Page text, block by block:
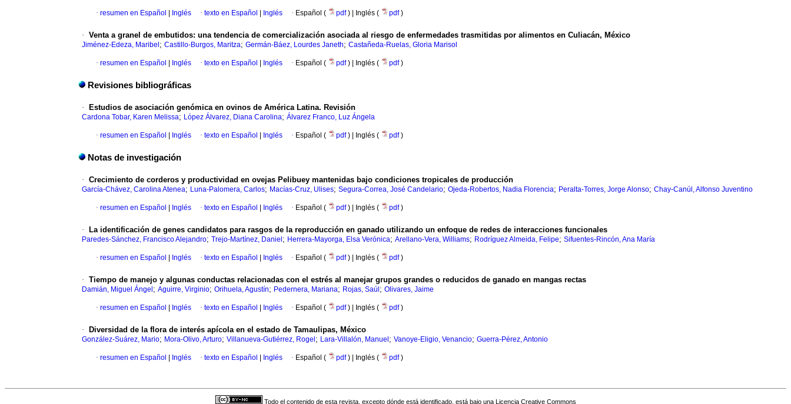
· resumen en Español Inglés · texto en Español Inglés · Español ( pdf) | Inglés ( pdf)
· Venta a granel de embutidos: una tendencia de comercialización asociada al riesgo de enfermedades trasmitidas por alimentos en Culiacán, México
Jiménez-Edeza, Maribel ; Castillo-Burgos, Maritza; Germán-Báez, Lourdes Janeth; Castañeda-Ruelas, Gloria Marisol
· resumen en Español Inglés · texto en Español Inglés · Español ( pdf) | Inglés ( pdf)
Revisiones bibliográficas
· Estudios de asociación genómica en ovinos de América Latina. Revisión
Cardona Tobar, Karen Melissa; López Álvarez, Diana Carolina; Álvarez Franco, Luz Ángela
· resumen en Español Inglés · texto en Español Inglés · Español ( pdf) | Inglés ( pdf)
Notas de investigación
· Crecimiento de corderos y productividad en ovejas Pelibuey mantenidas bajo condiciones tropicales de producción
García-Chávez, Carolina Atenea; Luna-Palomera, Carlos; Macías-Cruz, Ulises; Segura-Correa, José Candelario; Ojeda-Robertos, Nadia Florencia; Peralta-Torres, Jorge Alonso; Chay-Canúl, Alfonso Juventino
· resumen en Español Inglés · texto en Español Inglés · Español ( pdf) | Inglés ( pdf)
· La identificación de genes candidatos para rasgos de la reproducción en ganado utilizando un enfoque de redes de interacciones funcionales
Paredes-Sánchez, Francisco Alejandro; Trejo-Martínez, Daniel ; Herrera-Mayorga, Elsa Verónica; Arellano-Vera, Williams; Rodríguez Almeida, Felipe; Sifuentes-Rincón, Ana María
· resumen en Español Inglés · texto en Español Inglés · Español ( pdf) | Inglés ( pdf)
· Tiempo de manejo y algunas conductas relacionadas con el estrés al manejar grupos grandes o reducidos de ganado en mangas rectas
Damián, Miguel Ángel ; Aguirre, Virginio; Orihuela, Agustín; Pedernera, Mariana; Rojas, Saúl ; Olivares, Jaime
· resumen en Español Inglés · texto en Español Inglés · Español ( pdf) | Inglés ( pdf)
· Diversidad de la flora de interés apícola en el estado de Tamaulipas, México
González-Suárez, Mario; Mora-Olivo, Arturo; Villanueva-Gutiérrez, Rogel ; Lara-Villalón, Manuel ; Vanoye-Eligio, Venancio; Guerra-Pérez, Antonio
· resumen en Español Inglés · texto en Español Inglés · Español ( pdf) | Inglés ( pdf)
Todo el contenido de esta revista, excepto dónde está identificado, está bajo una Licencia Creative Commons